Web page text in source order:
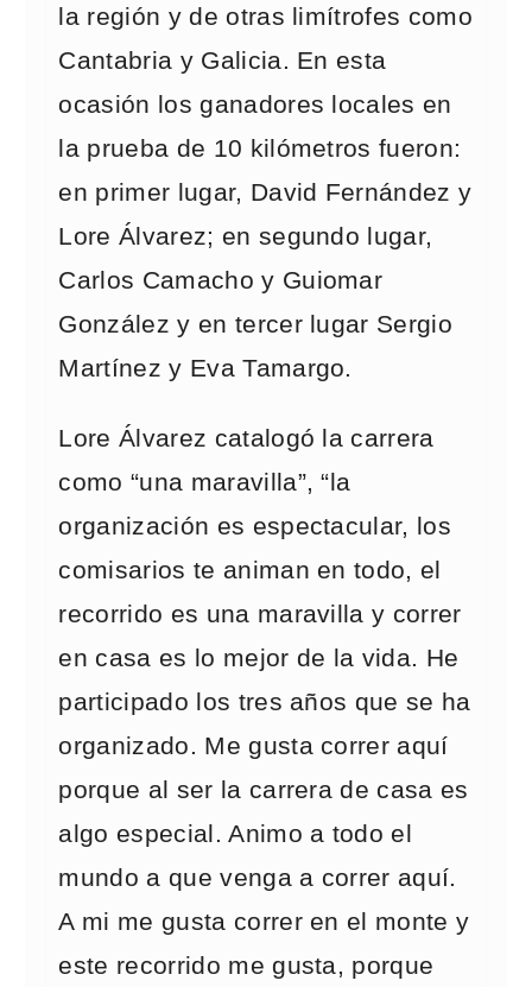
la región y de otras limítrofes como
Cantabria y Galicia. En esta
ocasión los ganadores locales en
la prueba de 10 kilómetros fueron:
en primer lugar, David Fernández y
Lore Álvarez; en segundo lugar,
Carlos Camacho y Guiomar
González y en tercer lugar Sergio
Martínez y Eva Tamargo.
Lore Álvarez catalogó la carrera
como “una maravilla”, “la
organización es espectacular, los
comisarios te animan en todo, el
recorrido es una maravilla y correr
en casa es lo mejor de la vida. He
participado los tres años que se ha
organizado. Me gusta correr aquí
porque al ser la carrera de casa es
algo especial. Animo a todo el
mundo a que venga a correr aquí.
A mi me gusta correr en el monte y
este recorrido me gusta, porque